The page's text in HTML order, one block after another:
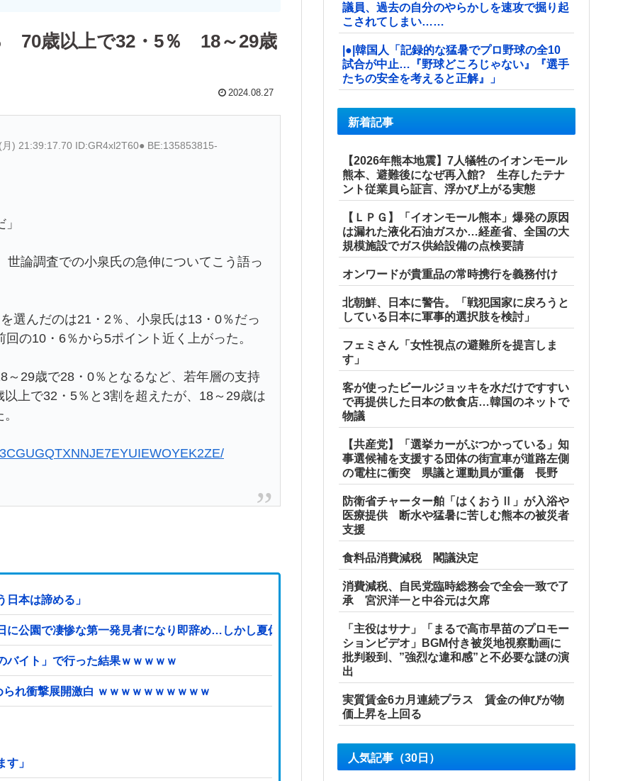
70歳以上で32・5％ 18～29歳
2024.08.27
) 21:39:17.70 ID:GR4xl2T60● BE:135853815-
論調査での小泉氏の急伸についてこう語っ
選んだのは21・2％、小泉氏は13・0％だっ
の10・6％から5ポイント近く上がった。
29歳で28・0％となるなど、若年層の支持
上で32・5％と3割を超えたが、18～29歳は
本は諦める」
に公園で凄惨な第一発見者になり即辞め…しかし夏休み最終日、バイトを続けた友人の身に起きた「更なる悲劇」←このバ
バイト」で行った結果ｗｗｗｗｗ
れ衝撃展開激白 ｗｗｗｗｗｗｗｗｗｗ
」
議員、過去の自分のやらかしを速攻で掘り起
こされてしまい……
|●|韓国人「記録的な猛暑でプロ野球の全10
試合が中止…『野球どころじゃない』『選手
たちの安全を考えると正解』」
新着記事
【2026年熊本地震】7人犠牲のイオンモール
熊本、避難後になぜ再入館? 生存したテナ
ント従業員ら証言、浮かび上がる実態
【ＬＰＧ】「イオンモール熊本」爆発の原因
は漏れた液化石油ガスか…経産省、全国の大
規模施設でガス供給設備の点検要請
オンワードが貴重品の常時携行を義務付け
北朝鮮、日本に警告。「戦犯国家に戻ろうと
している日本に軍事的選択肢を検討」
フェミさん「女性視点の避難所を提言しま
す」
客が使ったビールジョッキを水だけですすい
で再提供した日本の飲食店…韓国のネットで
物議
【共産党】「選挙カーがぶつかっている」知
事選候補を支援する団体の街宣車が道路左側
の電柱に衝突 県議と運動員が重傷 長野
防衛省チャーター舶「はくおうⅡ」が入浴や
医療提供 断水や猛暑に苦しむ熊本の被災者
支援
食料品消費減税 閣議決定
消費減税、自民党臨時総務会で全会一致で了
承 宮沢洋一と中谷元は欠席
「主役はサナ」「まるで高市早苗のプロモー
ションビデオ」BGM付き被災地視察動画に
批判殺到、”強烈な違和感”と不必要な謎の演
出
実質賃金6カ月連続プラス 賃金の伸びが物
価上昇を上回る
人気記事（30日）